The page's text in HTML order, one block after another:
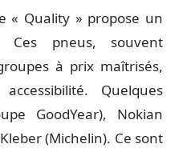
« Quality » propose un
Ces pneus, souvent
à prix maîtrisés,
Quelques
GoodYear), Nokian
(Michelin). Ce sont